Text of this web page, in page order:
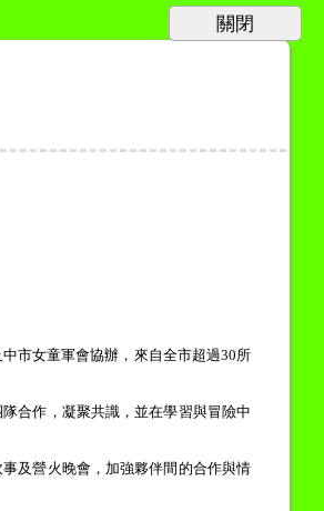
市女童軍會協辦，來自全市超過30所
合作，凝聚共識，並在學習與冒險中
及營火晚會，加強夥伴間的合作與情